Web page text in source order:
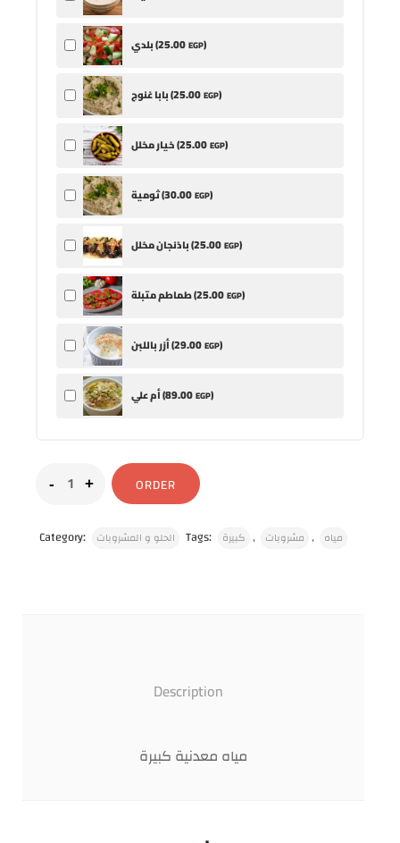
بلدي (25.00EGP)
بابا غنوج (25.00EGP)
خيار مخلل (25.00EGP)
ثومية (30.00EGP)
باذنجان مخلل (25.00EGP)
طماطم متبلة (25.00EGP)
أزر باللبن (29.00EGP)
أم علي (89.00EGP)
ORDER
Category: الحلو و المشروبات Tags: كبيرة , مشروبات , مياه
Description
مياه معدنية كبيرة